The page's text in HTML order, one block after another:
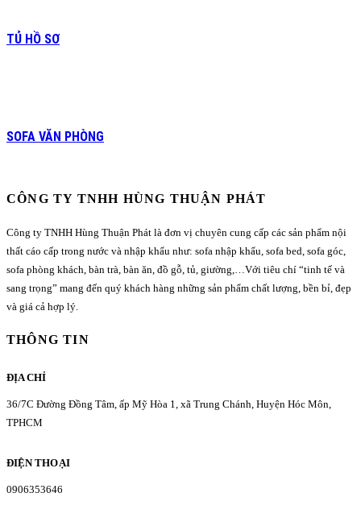
TỦ HỒ SƠ
SOFA VĂN PHÒNG
CÔNG TY TNHH HÙNG THUẬN PHÁT
Công ty TNHH Hùng Thuận Phát là đơn vị chuyên cung cấp các sản phẩm nội
thất cáo cấp trong nước và nhập khẩu như: sofa nhập khẩu, sofa bed, sofa góc,
sofa phòng khách, bàn trà, bàn ăn, đồ gỗ, tủ, giường,…Với tiêu chí “tinh tế và
sang trọng” mang đến quý khách hàng những sản phẩm chất lượng, bền bỉ, đẹp
và giá cả hợp lý.
THÔNG TIN
ĐỊA CHỈ
36/7C Đường Đồng Tâm, ấp Mỹ Hòa 1, xã Trung Chánh, Huyện Hóc Môn,
TPHCM
ĐIỆN THOẠI
0906353646